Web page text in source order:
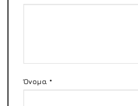
Όνομα *